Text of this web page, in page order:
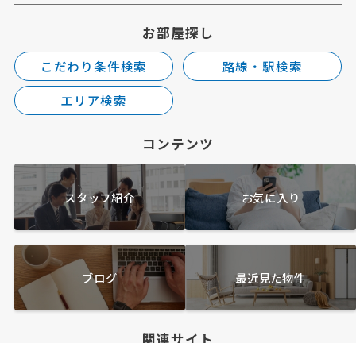
お部屋探し
こだわり条件検索
路線・駅検索
エリア検索
コンテンツ
スタッフ紹介 お気に入り
ブログ 最近見た物件
関連サイト